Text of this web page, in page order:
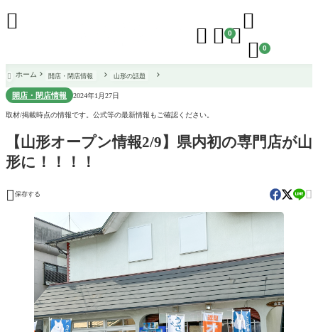
  0

 0

 ホーム 開店・閉店情報 山形の話題
開店・閉店情報 2024年1月27日
取材/掲載時点の情報です。公式等の最新情報もご確認ください。
【山形オープン情報2/9】県内初の専門店が山
形に！！！！
 保存する 